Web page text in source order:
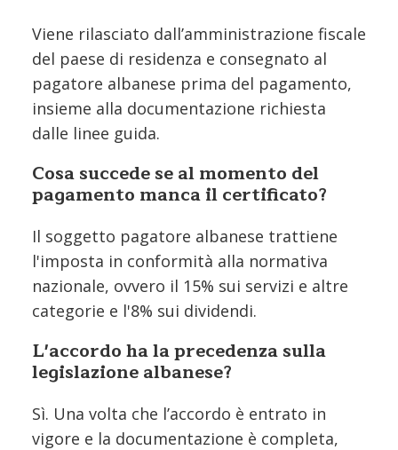
Viene rilasciato dall’amministrazione fiscale
del paese di residenza e consegnato al
pagatore albanese prima del pagamento,
insieme alla documentazione richiesta
dalle linee guida.
Cosa succede se al momento del
pagamento manca il certificato?
Il soggetto pagatore albanese trattiene
l'imposta in conformità alla normativa
nazionale, ovvero il 15% sui servizi e altre
categorie e l'8% sui dividendi.
L'accordo ha la precedenza sulla
legislazione albanese?
Sì. Una volta che l’accordo è entrato in
vigore e la documentazione è completa,